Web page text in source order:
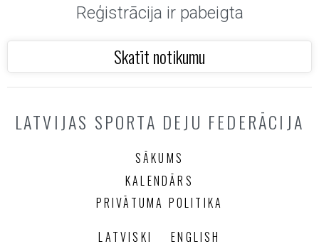
Reģistrācija ir pabeigta
Skatīt notikumu
LATVIJAS SPORTA DEJU FEDERĀCIJA
SĀKUMS
KALENDĀRS
PRIVĀTUMA POLITIKA
LATVISKI ENGLISH